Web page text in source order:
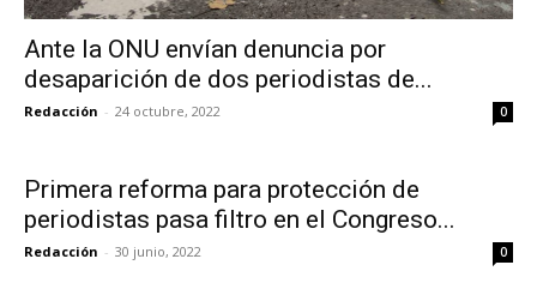
Ante la ONU envían denuncia por
desaparición de dos periodistas de...
Redacción - 24 octubre, 2022 0
Primera reforma para protección de
periodistas pasa filtro en el Congreso...
Redacción - 30 junio, 2022 0